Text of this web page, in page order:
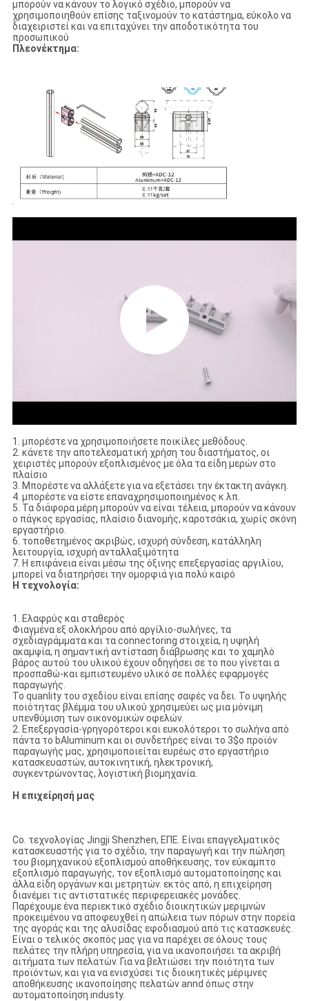
μπορούν να κάνουν το λογικό σχέδιο, μπορούν να
χρησιμοποιηθούν επίσης ταξινομούν το κατάστημα, εύκολο να
διαχειριστεί και να επιταχύνει την αποδοτικότητα του
προσωπικού
Πλεονέκτημα:
1. μπορέστε να χρησιμοποιήσετε ποικίλες μεθόδους.
2. κάνετε την αποτελεσματική χρήση του διαστήματος, οι
χειριστές μπορούν εξοπλισμένος με όλα τα είδη μερών στο
πλαίσιο
3. Μπορέστε να αλλάξετε για να εξετάσει την έκτακτη ανάγκη.
4. μπορέστε να είστε επαναχρησιμοποιημένος κ.λπ.
5. Τα διάφορα μέρη μπορούν να είναι τέλεια, μπορούν να κάνουν
ο πάγκος εργασίας, πλαίσιο διανομής, καροτσάκια, χωρίς σκόνη
εργαστήριο.
6. τοποθετημένος ακριβώς, ισχυρή σύνδεση, κατάλληλη
λειτουργία, ισχυρή ανταλλαξιμότητα
7. Η επιφάνεια είναι μέσω της όξινης επεξεργασίας αργιλίου,
μπορεί να διατηρήσει την ομορφιά για πολύ καιρό
Η τεχνολογία:
1. Ελαφρύς και σταθερός
Φιαγμένα εξ ολοκλήρου από αργίλιο-σωλήνες, τα
σχεδιαγράμματα και τα connectoring στοιχεία, η υψηλή
ακαμψία, η σημαντική αντίσταση διάβρωσης και το χαμηλό
βάρος αυτού του υλικού έχουν οδηγήσει σε το που γίνεται α
προσπαθώ-και εμπιστευμένο υλικό σε πολλές εφαρμογές
παραγωγής.
Το quanlity του σχεδίου είναι επίσης σαφές να δει. Το υψηλής
ποιότητας βλέμμα του υλικού χρησιμεύει ως μια μόνιμη
υπενθύμιση των οικονομικών οφελών.
2. Επεξεργασία-γρηγορότεροι και ευκολότεροι το σωλήνα από
πάντα το bAluminum και οι συνδετήρες είναι το 3$ο προϊόν
παραγωγής μας, χρησιμοποιείται ευρέως στο εργαστήριο
κατασκευαστών, αυτοκινητική, ηλεκτρονική,
συγκεντρώνοντας, λογιστική βιομηχανία.
Η επιχείρησή μας
Co. τεχνολογίας Jingji Shenzhen, ΕΠΕ. Είναι επαγγελματικός
κατασκευαστής για το σχέδιο, την παραγωγή και την πώληση
του βιομηχανικού εξοπλισμού αποθήκευσης, τον εύκαμπτο
εξοπλισμό παραγωγής, τον εξοπλισμό αυτοματοποίησης και
άλλα είδη οργάνων και μετρητών. εκτός από, η επιχείρηση
διανέμει τις αντιστατικές περιφερειακές μονάδες.
Παρέχουμε ένα περιεκτικό σχέδιο διοικητικών μεριμνών
προκειμένου να αποφευχθεί η απώλεια των πόρων στην πορεία
της αγοράς και της αλυσίδας εφοδιασμού από τις κατασκευές.
Είναι ο τελικός σκοπός μας για να παρέχει σε όλους τους
πελάτες την πλήρη υπηρεσία, για να ικανοποιήσει τα ακριβή
αιτήματα των πελατών. Για να βελτιώσει την ποιότητα των
προϊόντων, και για να ενισχύσει τις διοικητικές μέριμνες
αποθήκευσης ικανοποίησης πελατών annd όπως στην
αυτοματοποίηση industy.